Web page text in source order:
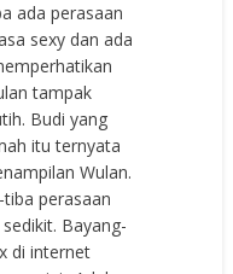
ada perasaan
sexy dan ada
tampak
Budi yang
itu ternyata
Wulan.
perasaan
Bayang-
di internet